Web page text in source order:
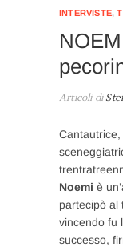
INTERVISTE,
Articoli di
Noemi è
partecipò al
vincendo fu
successo,